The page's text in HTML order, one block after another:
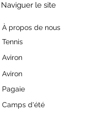
Naviguer le site
À propos de nous
Tennis
Aviron
Aviron
Pagaie
Camps d'été